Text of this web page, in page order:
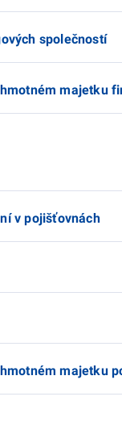
společností
majetku
v pojišťovnách
majetku